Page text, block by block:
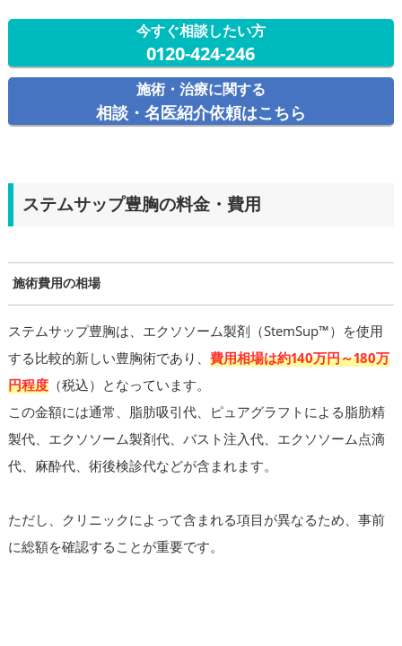
今すぐ相談したい方
0120-424-246
施術・治療に関する
相談・名医紹介依頼はこちら
ステムサップ豊胸の料金・費用
施術費用の相場
ステムサップ豊胸は、エクソソーム製剤（StemSup™）を使用
する比較的新しい豊胸術であり、 費用相場は約140万円～180万
円程度（税込）となっています。
この金額には通常、脂肪吸引代、ピュアグラフトによる脂肪精
製代、エクソソーム製剤代、バスト注入代、エクソソーム点滴
代、麻酔代、術後検診代などが含まれます。
ただし、クリニックによって含まれる項目が異なるため、事前
に総額を確認することが重要です。